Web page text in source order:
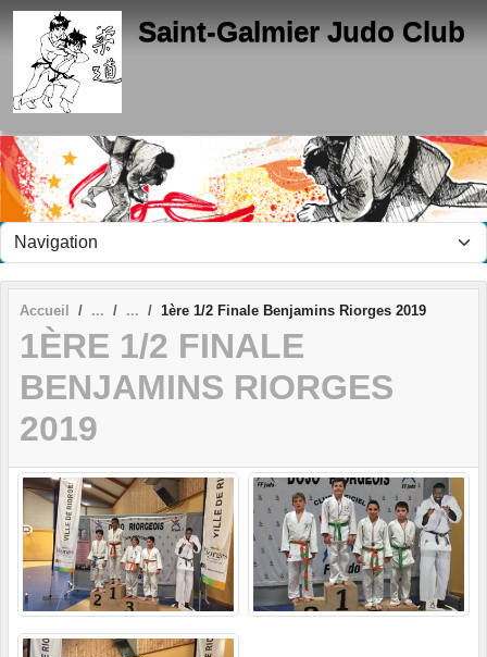
Saint-Galmier Judo Club
Accueil 1ère 1/2 Finale Benjamins Riorges 2019
1ÈRE 1/2 FINALE
BENJAMINS RIORGES
2019
Panneau de gestion des cookies